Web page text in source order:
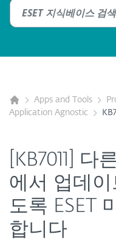
Apps and Tools
Application Agnostic
[KB7011] 다
에서 업데
도록 ESET
합니다